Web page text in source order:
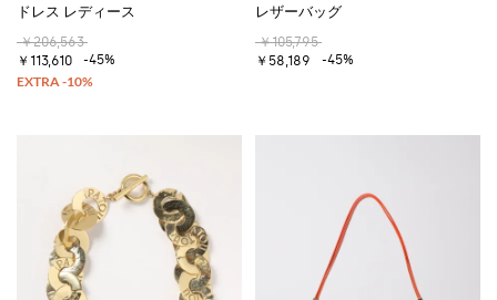
ドレス レディース
￥206,563
￥113,610
-45%
レザーバッグ
￥105,795
￥58,189
-45%